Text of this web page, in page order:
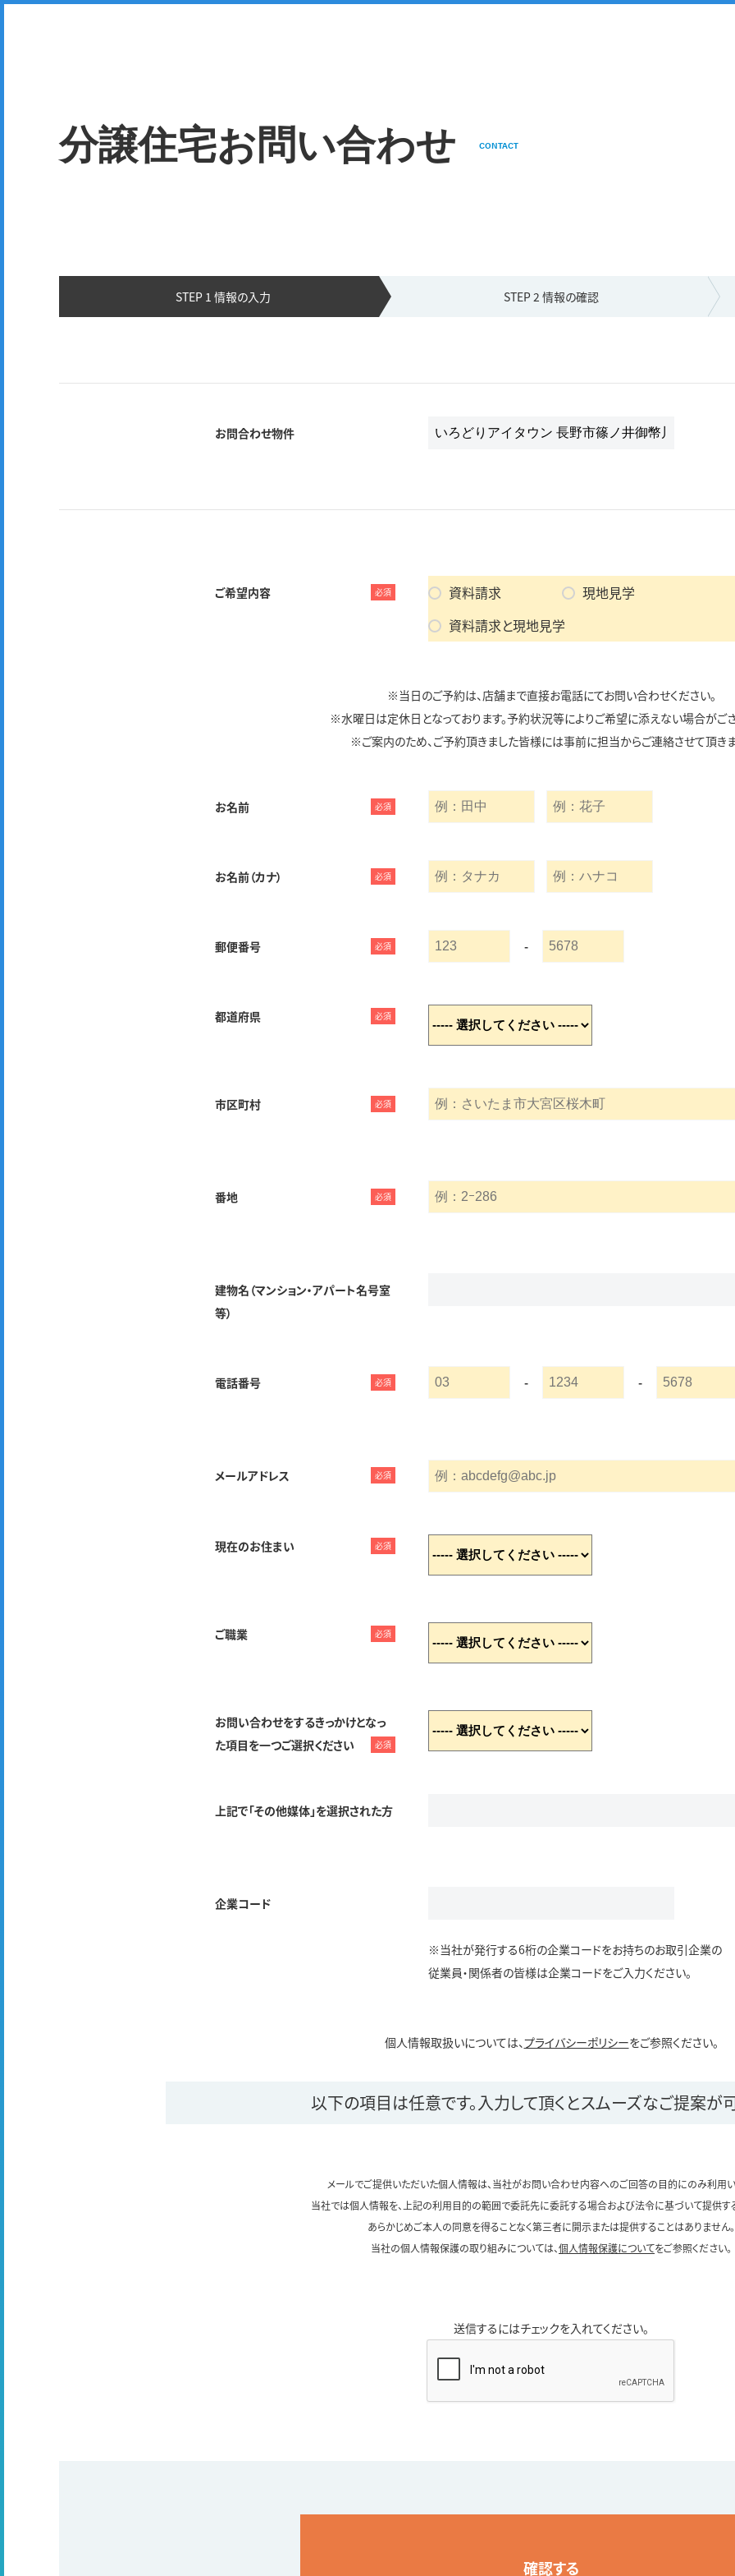
分譲住宅お問い合わせ CONTACT
STEP 1 情報の入力 STEP 2 情報の確認
お問合わせ物件
ご希望内容 必須 資料請求
現地見学
資料請求と現地見学
※当日のご予約は、店舗まで直接お電話にてお問い合わせください。
※水曜日は定休日となっております。予約状況等によりご希望に添えない場合がござ
※ご案内のため、ご予約頂きました皆様には事前に担当からご連絡させて頂きま
お名前 必須
お名前（カナ） 必須
郵便番号 必須 -
都道府県 必須
市区町村 必須
番地 必須
建物名（マンション・アパート名号室
等）
電話番号 必須 - -
メールアドレス 必須
現在のお住まい 必須
ご職業 必須
お問い合わせをするきっかけとなっ
た項目を一つご選択ください
必須
上記で「その他媒体」を選択された方
企業コード
※当社が発行する6桁の企業コードをお持ちのお取引企業の
従業員・関係者の皆様は企業コードをご入力ください。
個人情報取扱いについては、プライバシーポリシーをご参照ください。
以下の項目は任意です。入力して頂くとスムーズなご提案が
メールでご提供いただいた個人情報は、当社がお問い合わせ内容へのご回答の目的にのみ利用い
当社では個人情報を、上記の利用目的の範囲で委託先に委託する場合および法令に基づいて提供す
あらかじめご本人の同意を得ることなく第三者に開示または提供することはありません。
当社の個人情報保護の取り組みについては、個人情報保護についてをご参照ください。
送信するにはチェックを入れてください。
確認する